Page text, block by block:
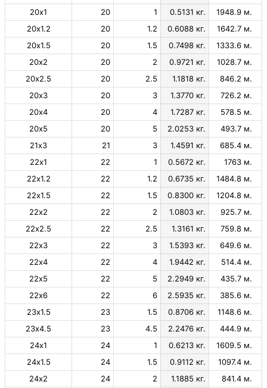
20х1 20 1 0.5131 кг.
1948.9 м.
20х1.2
20 1.2 0.6088 кг.
1642.7 м.
20х1.5
20 1.5 0.7498 кг.
1333.6 м.
20х2
20 2 0.9721 кг.
1028.7 м.
20х2.5
20 2.5 1.1818 кг.
846.2 м.
20х3
20 3 1.3770 кг.
726.2 м.
20х4
20 4 1.7287 кг.
578.5 м.
20х5
20 5 2.0253 кг.
493.7 м.
21х3
21 3 1.4591 кг.
685.4 м.
22х1
22 1 0.5672 кг.
1763 м.
22х1.2
22 1.2 0.6735 кг.
1484.8 м.
22х1.5
22 1.5 0.8300 кг.
1204.8 м.
22х2
22 2 1.0803 кг.
925.7 м.
22х2.5
22 2.5 1.3161 кг.
759.8 м.
22х3
22 3 1.5393 кг.
649.6 м.
22х4
22 4 1.9442 кг.
514.4 м.
22х5
22 5 2.2949 кг.
435.7 м.
22х6
22 6 2.5935 кг.
385.6 м.
23х1.5
23 1.5 0.8706 кг.
1148.6 м.
23х4.5
23 4.5 2.2476 кг.
444.9 м.
24х1
24 1 0.6213 кг.
1609.5 м.
24х1.5
24 1.5 0.9112 кг.
1097.4 м.
24х2
24 2 1.1885 кг.
841.4 м.